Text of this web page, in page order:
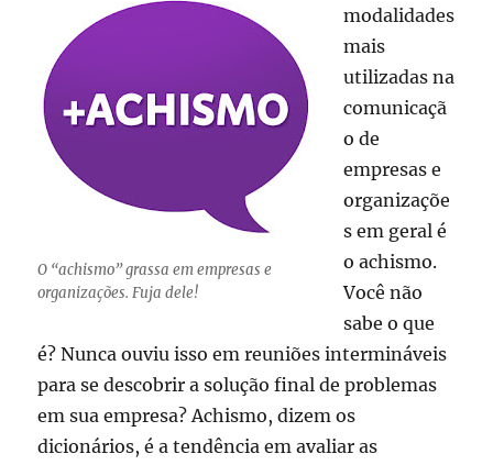
ajudar
O “achismo” grassa em empresas e
organizações. Fuja dele!
modalidades
mais
utilizadas na
comunicaçã
o de
empresas e
organizaçõe
s em geral é
o achismo.
Você não
sabe o que
é? Nunca ouviu isso em reuniões intermináveis
para se descobrir a solução final de problemas
em sua empresa? Achismo, dizem os
dicionários, é a tendência em avaliar as